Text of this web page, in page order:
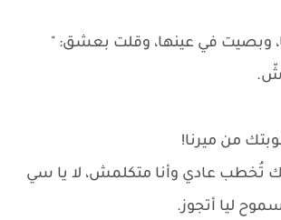
وبصيت في عينها، وقلت بعشق: "
من ميرنا!
تُخطب عادي وأنا متكلمش، لا يا سي
ليا أتجوز.